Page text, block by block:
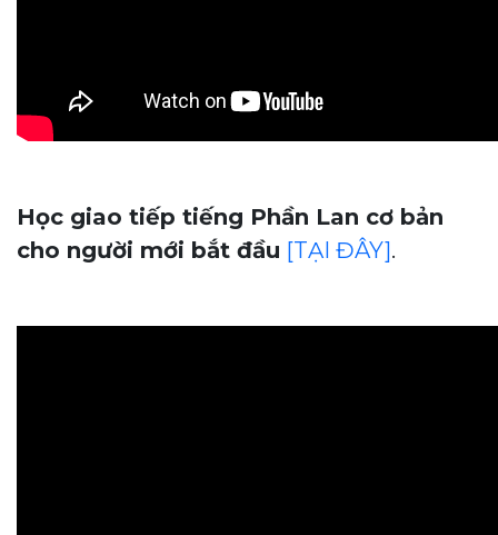
Học giao tiếp tiếng Phần Lan cơ bản
cho người mới bắt đầu [TẠI ĐÂY].